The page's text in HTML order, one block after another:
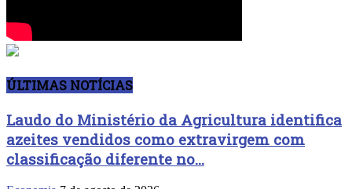
ÚLTIMAS NOTÍCIAS
Laudo do Ministério da Agricultura identifica
azeites vendidos como extravirgem com
classificação diferente no...